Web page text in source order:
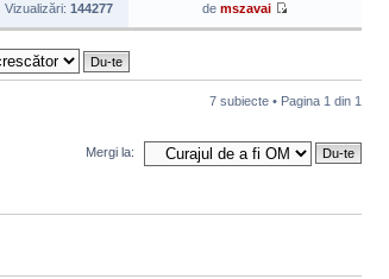
Vizualizări: 144277
de mszavai
7 subiecte • Pagina 1 din 1
Mergi la: